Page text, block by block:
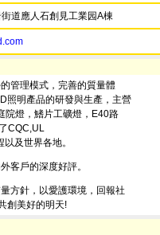
道應人石創見工業园A棟
管理模式，完善的質量體
照明產品的研發與生產，主營
院燈，鰭片工礦燈，E40路
CQC,UL
及世界各地。
客戶的深度好評。
方針，以愛護環境，回報社
創美好的明天!